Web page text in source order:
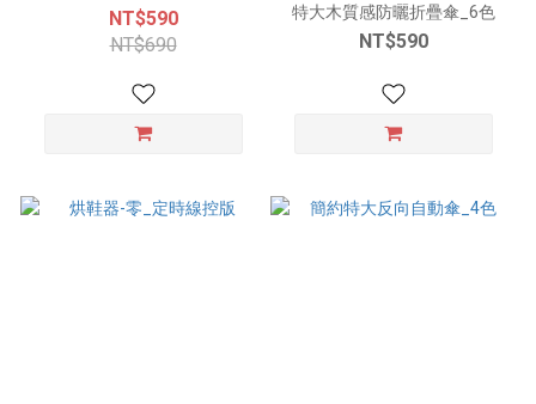
NT$590
NT$690
特大木質感防曬折疊傘_6色
NT$590